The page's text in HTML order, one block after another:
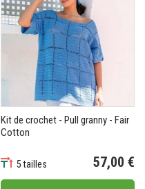
Kit de crochet - Pull granny - Fair
Cotton
5 tailles 57,00 €